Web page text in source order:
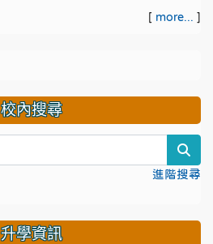
[ more... ]
校內搜尋
進階搜尋
升學資訊